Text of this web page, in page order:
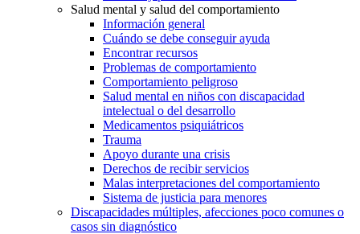
Salud mental y salud del comportamiento
Información general
Cuándo se debe conseguir ayuda
Encontrar recursos
Problemas de comportamiento
Comportamiento peligroso
Salud mental en niños con discapacidad
intelectual o del desarrollo
Medicamentos psiquiátricos
Trauma
Apoyo durante una crisis
Derechos de recibir servicios
Malas interpretaciones del comportamiento
Sistema de justicia para menores
Discapacidades múltiples, afecciones poco comunes o
casos sin diagnóstico